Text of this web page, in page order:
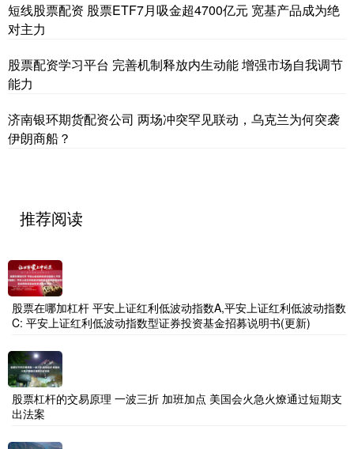
短线股票配资 股票ETF7月吸金超4700亿元 宽基产品成为绝
对主力
股票配资学习平台 完善机制释放内生动能 增强市场自我调节
能力
济南银环期货配资公司 两场冲突罕见联动，乌克兰为何突袭
伊朗商船？
推荐阅读
股票在哪加杠杆 平安上证红利低波动指数A,平安上证红利低波动指数
C: 平安上证红利低波动指数型证券投资基金招募说明书(更新)
股票杠杆的交易原理 一波三折 加班加点 美国会火急火燎通过短期支
出法案